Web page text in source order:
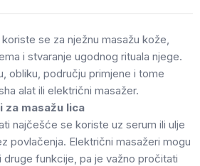
se za nježnu masažu kože,
i stvaranje ugodnog rituala njege.
obliku, području primjene i tome
alat ili električni masažer.
za masažu lica
najčešće se koriste uz serum ili ulje
povlačenja. Električni masažeri mogu
druge funkcije, pa je važno pročitati